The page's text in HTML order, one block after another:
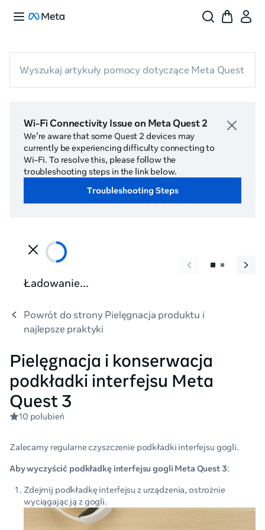
Wyszukaj artykuły pomocy dotyczące Meta Quest
Wi-Fi Connectivity Issue on Meta Quest 2
We’re aware that some Quest 2 devices may
currently be experiencing difficulty connecting to
Wi-Fi. To resolve this, please follow the
troubleshooting steps in the link below.
Troubleshooting Steps
Powrót do strony Pielęgnacja produktu i
najlepsze praktyki
Pielęgnacja i konserwacja
podkładki interfejsu Meta
Quest 3
10 polubień
Zalecamy regularne czyszczenie podkładki interfejsu gogli.
Aby wyczyścić podkładkę interfejsu gogli Meta Quest 3:
Zdejmij podkładkę interfejsu z urządzenia, ostrożnie
wyciągając ją z gogli.
Ładowanie...